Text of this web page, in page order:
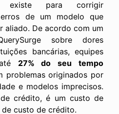
para corrigir
de um modelo que
aliado. De acordo com um
sobre dores
bancárias, equipes
27% do seu tempo
problemas originados por
e modelos imprecisos.
crédito, é um custo de
custo de crédito.